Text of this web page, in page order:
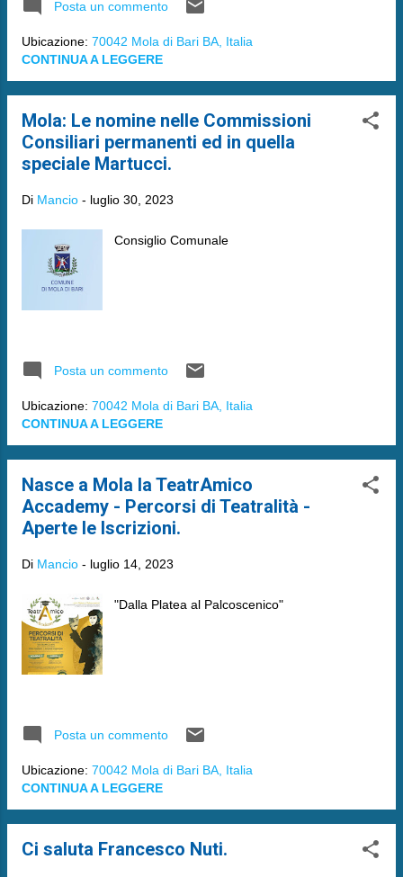
Posta un commento
Ubicazione: 70042 Mola di Bari BA, Italia
CONTINUA A LEGGERE
Mola: Le nomine nelle Commissioni
Consiliari permanenti ed in quella
speciale Martucci.
Di Mancio - luglio 30, 2023
Consiglio Comunale
Posta un commento
Ubicazione: 70042 Mola di Bari BA, Italia
CONTINUA A LEGGERE
Nasce a Mola la TeatrAmico
Accademy - Percorsi di Teatralità -
Aperte le Iscrizioni.
Di Mancio - luglio 14, 2023
"Dalla Platea al Palcoscenico"
Posta un commento
Ubicazione: 70042 Mola di Bari BA, Italia
CONTINUA A LEGGERE
Ci saluta Francesco Nuti.